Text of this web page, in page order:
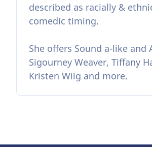
described as racially &
comedic timing.
She offers Sound a-like and
Sigourney Weaver, Tiffany
Kristen Wiig and more.